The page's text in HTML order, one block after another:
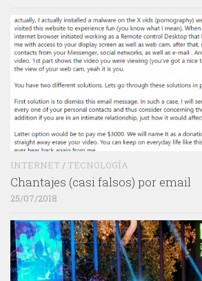
INTERNET / TECNOLOGÍA
Chantajes (casi falsos) por email
25/07/2018